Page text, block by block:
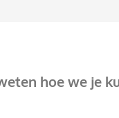
hoe we je